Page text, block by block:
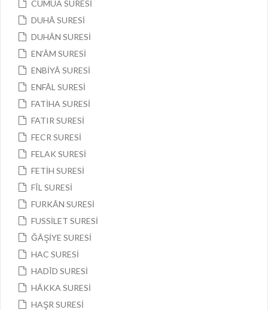
CUMUA SURESİ
DUHÂ SURESİ
DUHÂN SURESİ
EN’ÂM SURESİ
ENBİYÂ SURESİ
ENFÂL SURESİ
FATİHA SURESİ
FATIR SURESİ
FECR SURESİ
FELAK SURESİ
FETİH SURESİ
FÎL SURESİ
FURKÂN SURESİ
FUSSİLET SURESİ
ĞÂŞİYE SURESİ
HAC SURESİ
HADÎD SURESİ
HÂKKA SURESİ
HAŞR SURESİ